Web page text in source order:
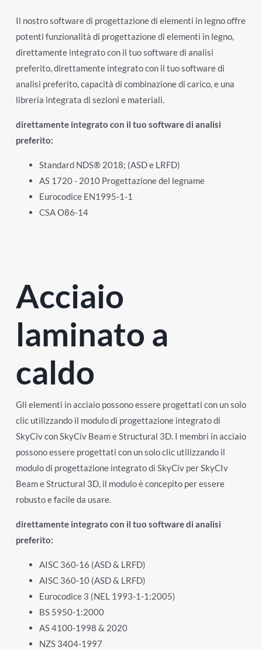
Il nostro software di progettazione di elementi in legno offre
potenti funzionalità di progettazione di elementi in legno,
direttamente integrato con il tuo software di analisi
preferito, direttamente integrato con il tuo software di
analisi preferito, capacità di combinazione di carico, e una
libreria integrata di sezioni e materiali.
direttamente integrato con il tuo software di analisi
preferito:
Standard NDS® 2018; (ASD e LRFD)
AS 1720 - 2010 Progettazione del legname
Eurocodice EN1995-1-1
CSA O86-14
Acciaio
laminato a
caldo
Gli elementi in acciaio possono essere progettati con un solo
clic utilizzando il modulo di progettazione integrato di
SkyCiv con SkyCiv Beam e Structural 3D. I membri in acciaio
possono essere progettati con un solo clic utilizzando il
modulo di progettazione integrato di SkyCiv per SkyCIv
Beam e Structural 3D, il modulo è concepito per essere
robusto e facile da usare.
direttamente integrato con il tuo software di analisi
preferito:
AISC 360-16 (ASD & LRFD)
AISC 360-10 (ASD & LRFD)
Eurocodice 3 (NEL 1993-1-1:2005)
BS 5950-1:2000
AS 4100-1998 & 2020
NZS 3404-1997